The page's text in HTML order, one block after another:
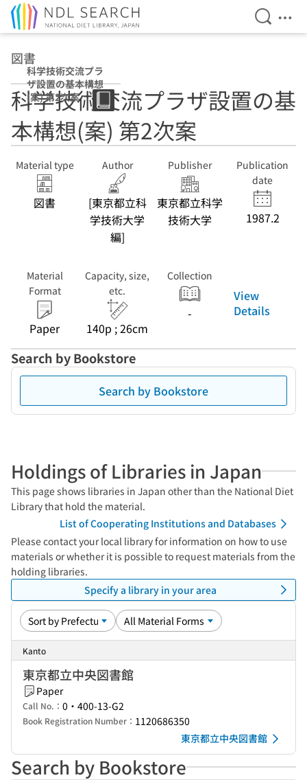
Open
図書
科学技術交流プラ
ザ設置の基本構想
(案) 第2次案
科学技術交流プラザ設置の基
本構想(案) 第2次案
Material type
図書
Author
[東京都立科
学技術大学
編]
Publisher
東京都立科学
技術大学
Publication
date
1987.2
Material
Format
Paper
Capacity, size,
etc.
140p ; 26cm
Collection
-
View
Details
Search by Bookstore
Search by Bookstore
Holdings of Libraries in Japan
This page shows libraries in Japan other than the National Diet
Library that hold the material.
List of Cooperating Institutions and Databases
Please contact your local library for information on how to use
materials or whether it is possible to request materials from the
holding libraries.
Specify a library in your area
Kanto
東京都立中央図書館
Paper
Call No.： 0・400-13-G2
Book Registration Number： 1120686350
東京都立中央図書館
Search by Bookstore